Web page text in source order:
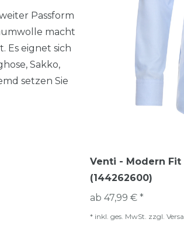
Passform
macht
Es eignet sich
Sakko,
setzen Sie
Venti - Modern Fit
(144262600)
ab 47,99 € *
* inkl. ges. MwSt. zzgl.